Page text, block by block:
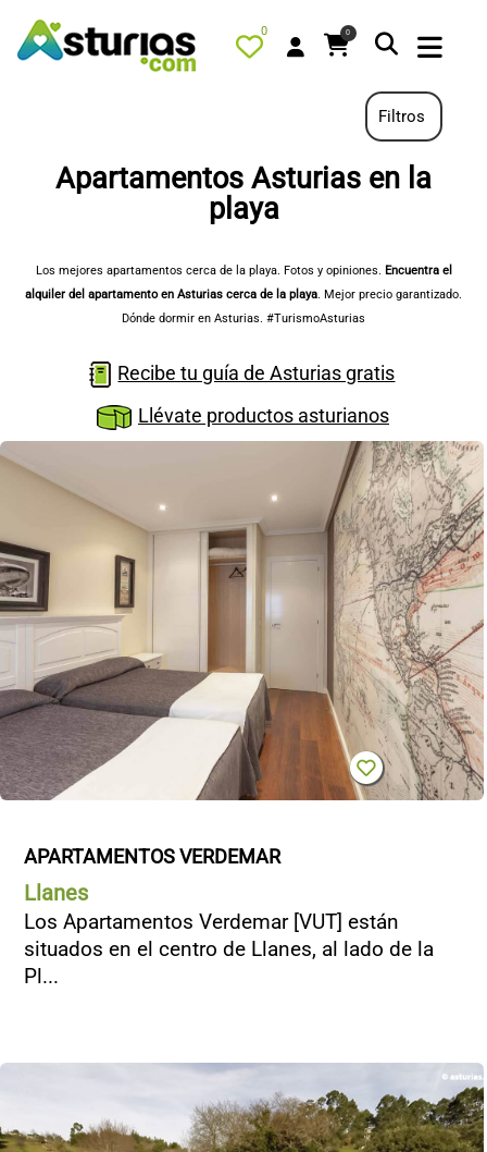
0 0
ALOJAMIENTOS
RESTAURANTES
TIENDA
AGENDA
CONTACTO
Filtros
Apartamentos Asturias en la
playa
Los mejores apartamentos cerca de la playa. Fotos y opiniones. Encuentra el
alquiler del apartamento en Asturias cerca de la playa. Mejor precio garantizado.
Dónde dormir en Asturias. #TurismoAsturias
Recibe tu guía de Asturias gratis
Llévate productos asturianos
APARTAMENTOS VERDEMAR
Llanes
Los Apartamentos Verdemar [VUT] están
situados en el centro de Llanes, al lado de la
Pl...